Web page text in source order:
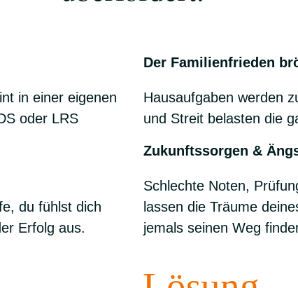
in einer eigenen
oder LRS
du fühlst dich
Erfolg aus.
Der Familienfrieden
Hausaufgaben werden
und Streit belasten die
Zukunftssorgen &
Schlechte Noten,
lassen die Träume
jemals seinen Weg